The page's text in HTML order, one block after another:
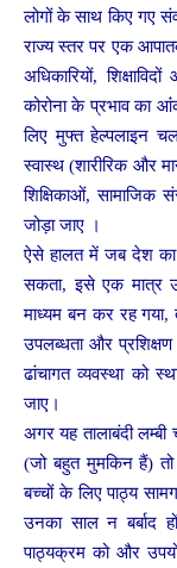
लोगों के साथ किए गए
राज्य स्तर पर एक
अधिकारियों,
कोरोना के प्रभाव का
लिए मुफ्त हेल्पलाइन
स्वास्थ (शारीरिक और
शिक्षिकाओं, सामाजिक
जोड़ा जाए ।
ऐसे हालत में जब देश का
सकता, इसे एक मात्र
माध्यम बन कर रह गया,
उपलब्धता और
ढांचागत व्यवस्था को
जाए।
अगर यह तालाबंदी
(जो बहुत मुमकिन हैं) तो
बच्चों के लिए पाठ्य
उनका साल न बर्बाद
पाठ्यक्रम को और